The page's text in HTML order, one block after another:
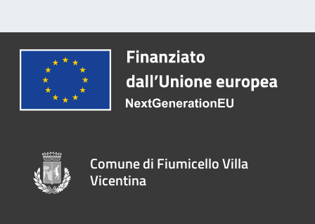
Comune di Fiumicello Villa
Vicentina